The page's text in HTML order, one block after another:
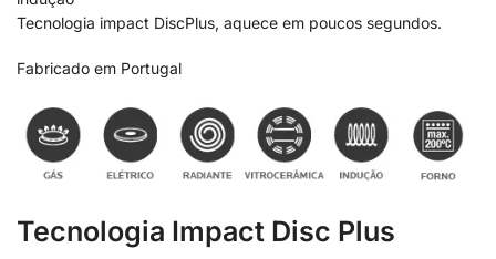
Tecnologia impact DiscPlus, aquece em poucos segundos.
Fabricado em Portugal
Tecnologia Impact Disc Plus